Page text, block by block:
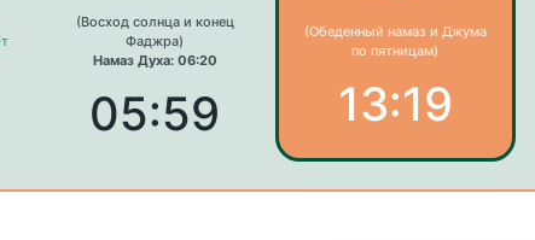
(Восход солнца и конец
Фаджра)
Намаз Духа: 06:20
05:59
(Обеденный намаз и Джума
по пятницам)
13:19